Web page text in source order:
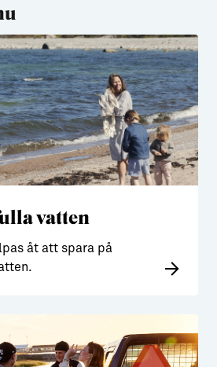
vatten
åt att spara på